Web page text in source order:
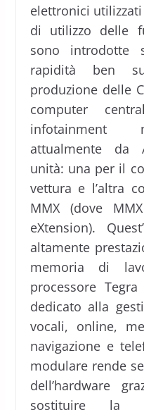
elettronici
di utilizzo delle
sono introdotte
rapidità ben
produzione delle
computer
infotainment
attualmente da
unità: una per il
vettura e l’altra
MMX (dove
eXtension).
altamente
memoria di
processore
dedicato alla
vocali, online,
navigazione e
modulare rende
dell’hardware
sostituire la